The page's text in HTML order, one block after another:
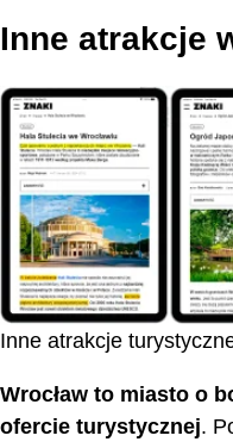
Inne atrakcje
Inne atrakcje
Wrocław to miasto o
ofercie turystycznej.